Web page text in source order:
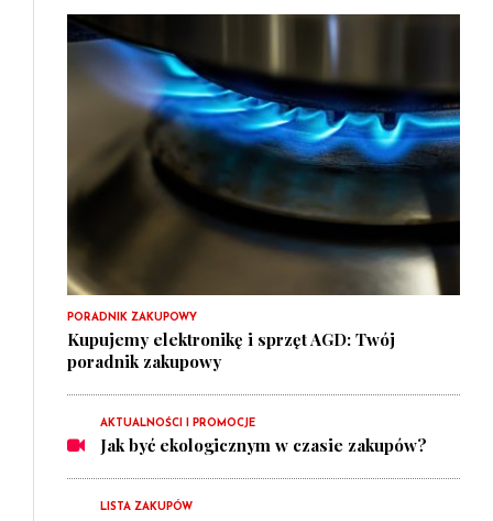
PORADNIK ZAKUPOWY
Kupujemy elektronikę i sprzęt AGD: Twój
poradnik zakupowy
AKTUALNOŚCI I PROMOCJE
Jak być ekologicznym w czasie zakupów?
LISTA ZAKUPÓW